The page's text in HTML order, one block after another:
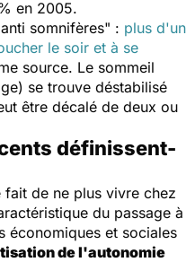
en 2005.
somnifères" : plus d'un
le soir et à se
source. Le sommeil
se trouve déstabilisé
être décalé de deux ou
définissent-
de ne plus vivre chez
du passage à
économiques et sociales
de l'autonomie